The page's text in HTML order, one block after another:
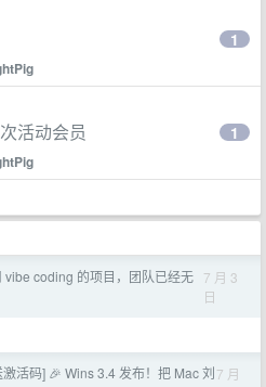
1
活动会员 1
vibe coding 的项目，团队已经无 7 月 3
日
激活码] 🎉 Wins 3.4 发布！把 Mac 刘7 月